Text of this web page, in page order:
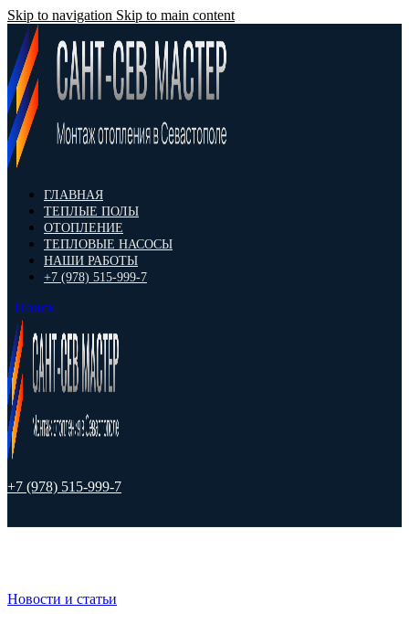
Skip to navigation Skip to main content
ГЛАВНАЯ
ТЕПЛЫЕ ПОЛЫ
ОТОПЛЕНИЕ
ТЕПЛОВЫЕ НАСОСЫ
НАШИ РАБОТЫ
+7 (978) 515-999-7
Поиск
+7 (978) 515-999-7
Новости и статьи